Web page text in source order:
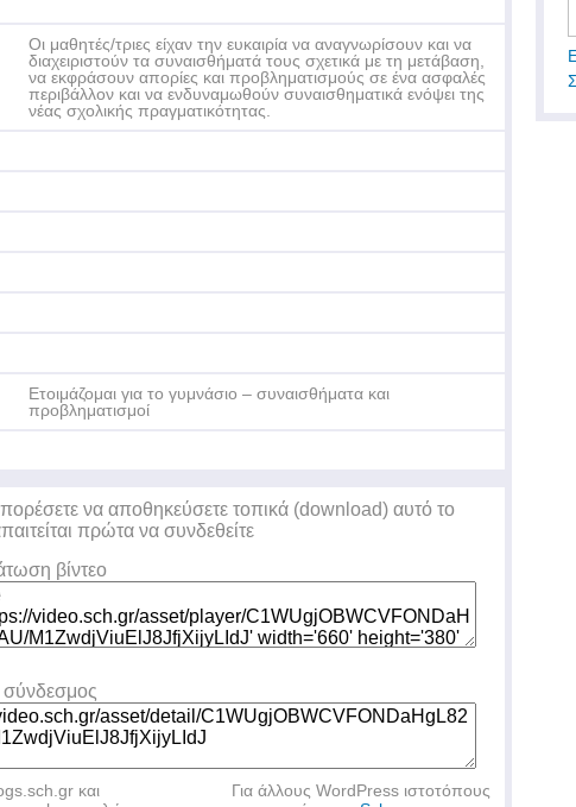
Οι μαθητές/τριες είχαν την ευκαιρία να αναγνωρίσουν και να
διαχειριστούν τα συναισθήματά τους σχετικά με τη μετάβαση,
να εκφράσουν απορίες και προβληματισμούς σε ένα ασφαλές
περιβάλλον και να ενδυναμωθούν συναισθηματικά ενόψει της
νέας σχολικής πραγματικότητας.
Ετοιμάζομαι για το γυμνάσιο – συναισθήματα και
προβληματισμοί
να αποθηκεύσετε τοπικά (download) αυτό το
πρώτα να συνδεθείτε
βίντεο
και
Για άλλους WordPress ιστοτόπους